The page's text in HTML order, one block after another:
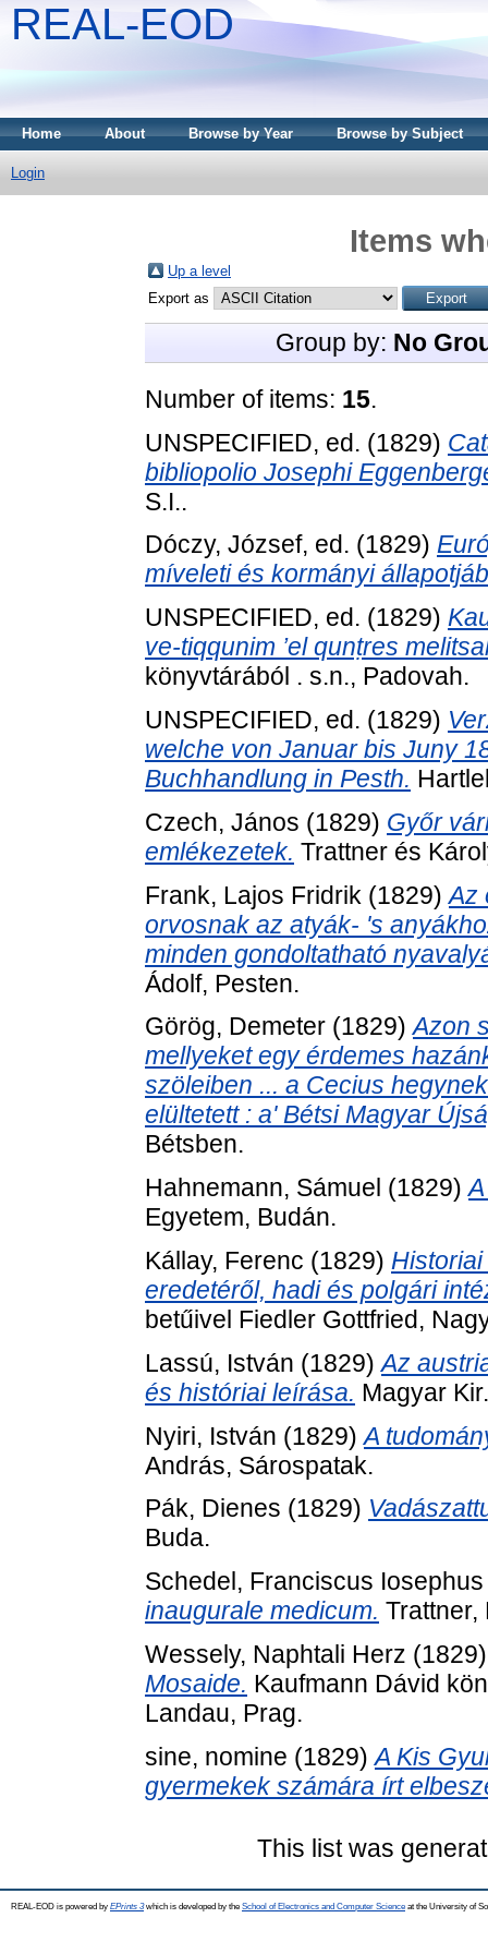
REAL-EOD
Home About Browse by Year Browse by Subject
Login
Items
Up a level
Export as
Group by: No
Number of items: 15.
UNSPECIFIED, ed. (1829)
bibliopolio Josephi
S.I..
Dóczy, József, ed. (1829)
míveleti és kormányi
UNSPECIFIED, ed. (1829)
ve-tiqqunim ’el qunṭres
könyvtárából . s.n., Padovah.
UNSPECIFIED, ed. (1829)
welche von Januar bis Juny
Buchhandlung in Pesth.
Czech, János (1829) Győr
emlékezetek. Trattner és
Frank, Lajos Fridrik (1829)Az
orvosnak az atyák- 's
minden gondoltatható
Ádolf, Pesten.
Görög, Demeter (1829)Azon
mellyeket egy érdemes
szöleiben ... a Cecius
elültetett : a' Bétsi Magyar
Bétsben.
Hahnemann, Sámuel (1829)
Egyetem, Budán.
Kállay, Ferenc (1829)
eredetéről, hadi és polgári
betűivel Fiedler Gottfried,
Lassú, István (1829)Az
és históriai leírása. Magyar
Nyiri, István (1829)A
András, Sárospatak.
Pák, Dienes (1829)
Buda.
Schedel, Franciscus Iosephus
inaugurale medicum. Trattner,
Wessely, Naphtali Herz
Mosaide. Kaufmann Dávid
Landau, Prag.
sine, nomine (1829)A Kis
gyermekek számára írt
This list was
REAL-EOD is powered by EPrints 3which is developed by the School of Electronics and Computer Science at the University of